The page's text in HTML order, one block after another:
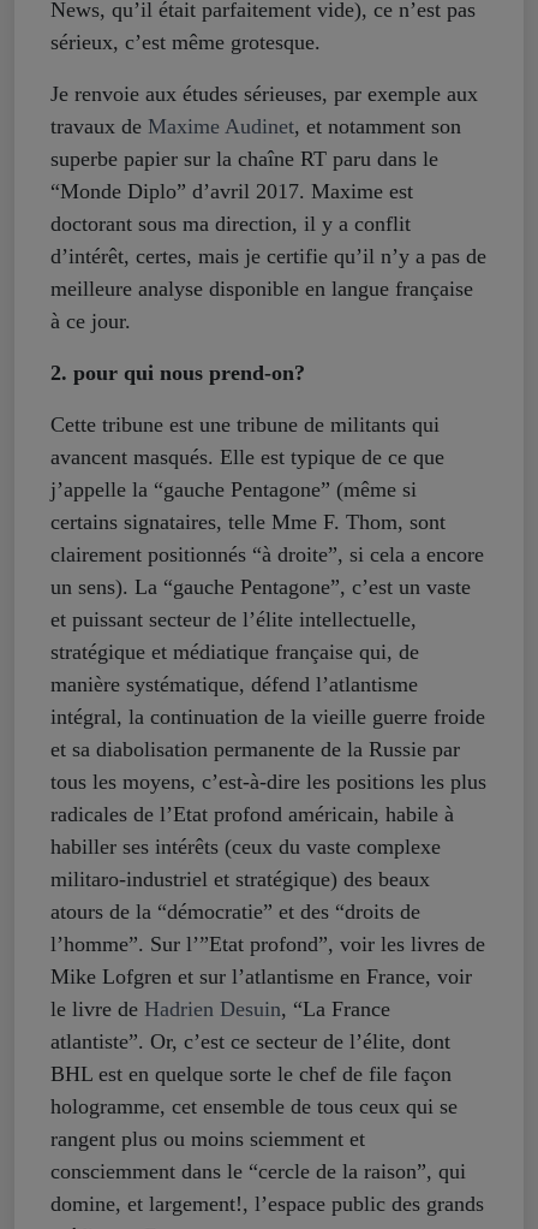
News, qu’il était parfaitement vide), ce n’est pas
sérieux, c’est même grotesque.
Je renvoie aux études sérieuses, par exemple aux
travaux de Maxime Audinet, et notamment son
superbe papier sur la chaîne RT paru dans le
“Monde Diplo” d’avril 2017. Maxime est
doctorant sous ma direction, il y a conflit
d’intérêt, certes, mais je certifie qu’il n’y a pas de
meilleure analyse disponible en langue française
à ce jour.
2. pour qui nous prend-on?
Cette tribune est une tribune de militants qui
avancent masqués. Elle est typique de ce que
j’appelle la “gauche Pentagone” (même si
certains signataires, telle Mme F. Thom, sont
clairement positionnés “à droite”, si cela a encore
un sens). La “gauche Pentagone”, c’est un vaste
et puissant secteur de l’élite intellectuelle,
stratégique et médiatique française qui, de
manière systématique, défend l’atlantisme
intégral, la continuation de la vieille guerre froide
et sa diabolisation permanente de la Russie par
tous les moyens, c’est-à-dire les positions les plus
radicales de l’Etat profond américain, habile à
habiller ses intérêts (ceux du vaste complexe
militaro-industriel et stratégique) des beaux
atours de la “démocratie” et des “droits de
l’homme”. Sur l’”Etat profond”, voir les livres de
Mike Lofgren et sur l’atlantisme en France, voir
le livre de Hadrien Desuin, “La France
atlantiste”. Or, c’est ce secteur de l’élite, dont
BHL est en quelque sorte le chef de file façon
hologramme, cet ensemble de tous ceux qui se
rangent plus ou moins sciemment et
consciemment dans le “cercle de la raison”, qui
domine, et largement!, l’espace public des grands